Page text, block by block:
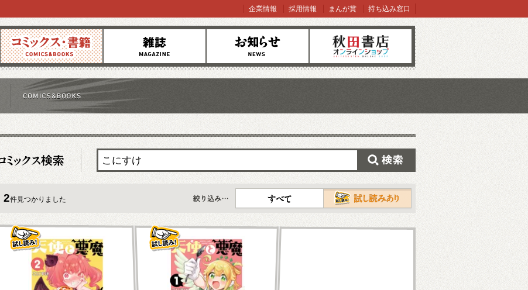
コミックス 雑誌 お知らせ オンラインショップ
企業情報 採用情報 まんが賞 持ち込み窓口
2件見つかりました
すべて